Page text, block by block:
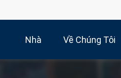
Nhà Về Chúng Tôi